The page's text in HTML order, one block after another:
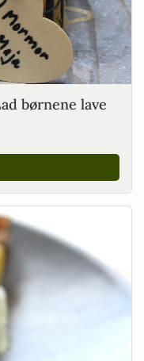
børnene lave